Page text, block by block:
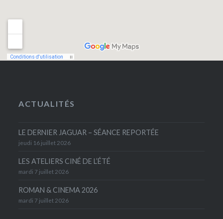
ACTUALITÉS
LE DERNIER JAGUAR – SÉANCE REPORTÉE
jeudi 16 juillet 2026
LES ATELIERS CINÉ DE L’ÉTÉ
mardi 7 juillet 2026
ROMAN & CINEMA 2026
mardi 7 juillet 2026